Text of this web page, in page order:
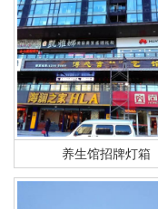
养生馆招牌灯箱